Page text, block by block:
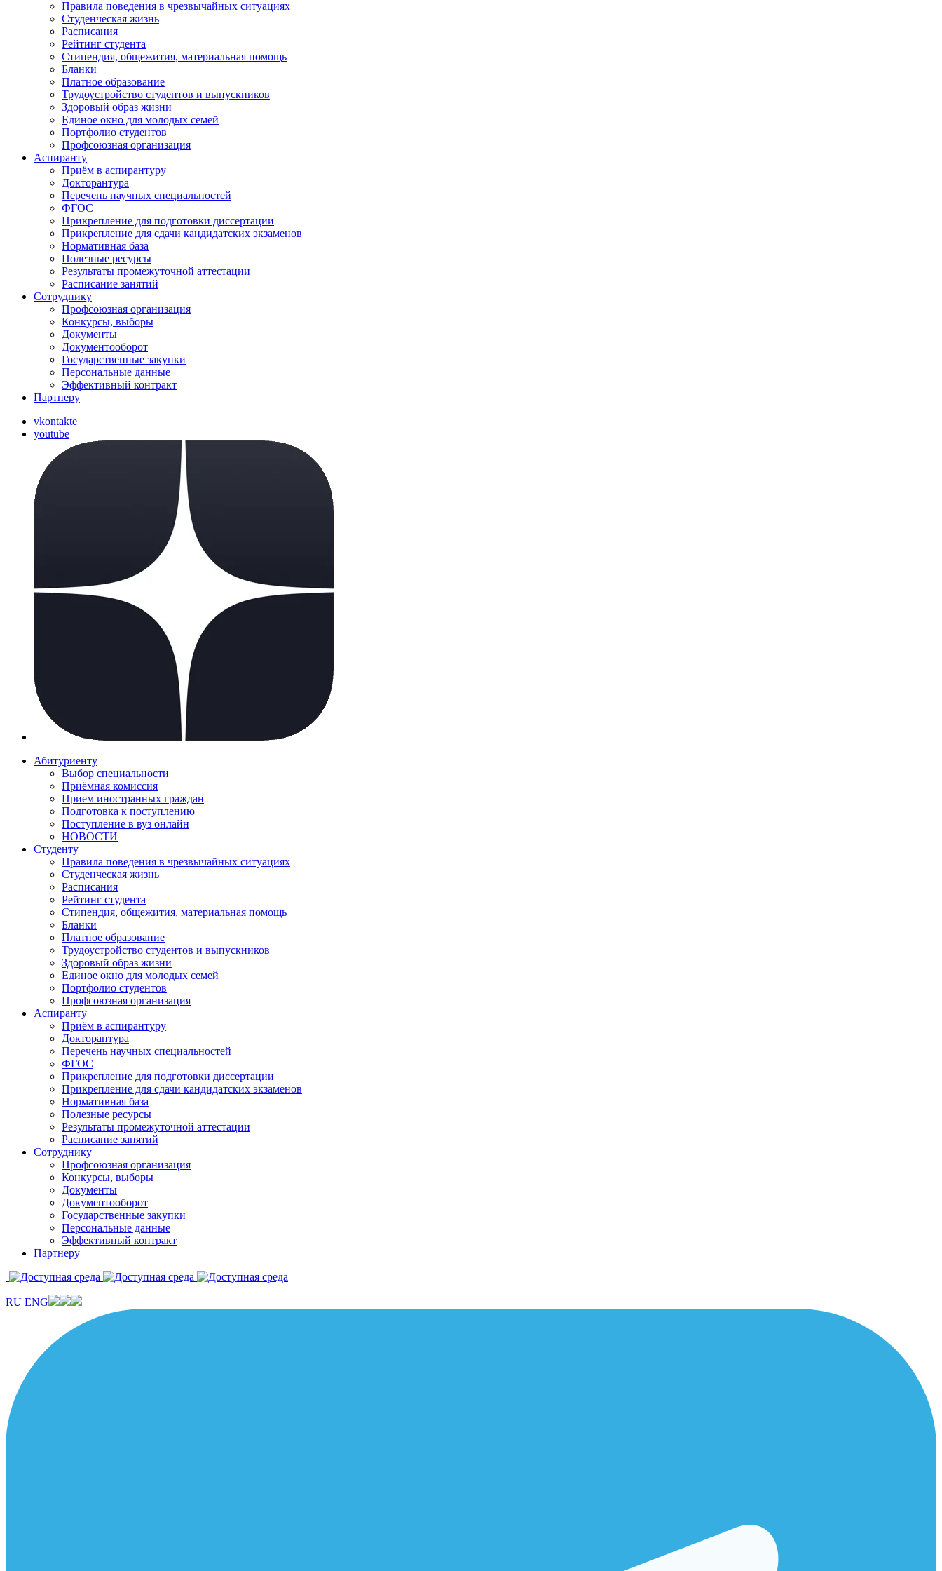
Правила поведения в чрезвычайных ситуациях
Студенческая жизнь
Расписания
Рейтинг студента
Стипендия, общежития, материальная помощь
Бланки
Платное образование
Трудоустройство студентов и выпускников
Здоровый образ жизни
Единое окно для молодых семей
Портфолио студентов
Профсоюзная организация
Аспиранту
Приём в аспирантуру
Докторантура
Перечень научных специальностей
ФГОС
Прикрепление для подготовки диссертации
Прикрепление для сдачи кандидатских экзаменов
Нормативная база
Полезные ресурсы
Результаты промежуточной аттестации
Расписание занятий
Сотруднику
Профсоюзная организация
Конкурсы, выборы
Документы
Документооборот
Государственные закупки
Персональные данные
Эффективный контракт
Партнеру
vkontakte
youtube
Абитуриенту
Выбор специальности
Приёмная комиссия
Прием иностранных граждан
Подготовка к поступлению
Поступление в вуз онлайн
НОВОСТИ
Студенту
Правила поведения в чрезвычайных ситуациях
Студенческая жизнь
Расписания
Рейтинг студента
Стипендия, общежития, материальная помощь
Бланки
Платное образование
Трудоустройство студентов и выпускников
Здоровый образ жизни
Единое окно для молодых семей
Портфолио студентов
Профсоюзная организация
Аспиранту
Приём в аспирантуру
Докторантура
Перечень научных специальностей
ФГОС
Прикрепление для подготовки диссертации
Прикрепление для сдачи кандидатских экзаменов
Нормативная база
Полезные ресурсы
Результаты промежуточной аттестации
Расписание занятий
Сотруднику
Профсоюзная организация
Конкурсы, выборы
Документы
Документооборот
Государственные закупки
Персональные данные
Эффективный контракт
Партнеру
RU ENG